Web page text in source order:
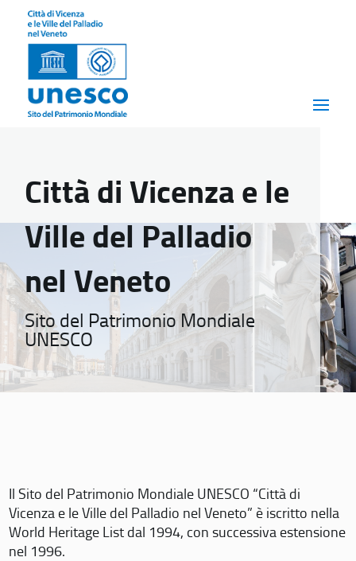
Città di Vicenza e le
Ville del Palladio
nel Veneto
Sito del Patrimonio Mondiale
UNESCO
Il Sito del Patrimonio Mondiale UNESCO “Città di
Vicenza e le Ville del Palladio nel Veneto” è iscritto nella
World Heritage List dal 1994, con successiva estensione
nel 1996.